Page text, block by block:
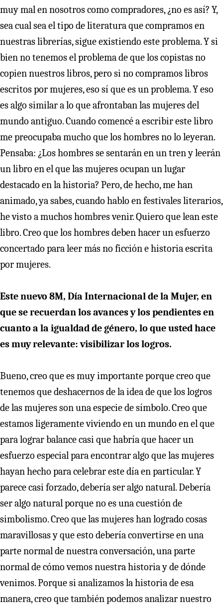
muy mal en nosotros como compradores, ¿no es así? Y,
sea cual sea el tipo de literatura que compramos en
nuestras librerías, sigue existiendo este problema. Y si
bien no tenemos el problema de que los copistas no
copien nuestros libros, pero si no compramos libros
escritos por mujeres, eso sí que es un problema. Y eso
es algo similar a lo que afrontaban las mujeres del
mundo antiguo. Cuando comencé a escribir este libro
me preocupaba mucho que los hombres no lo leyeran.
Pensaba: ¿Los hombres se sentarán en un tren y leerán
un libro en el que las mujeres ocupan un lugar
destacado en la historia? Pero, de hecho, me han
animado, ya sabes, cuando hablo en festivales literarios,
he visto a muchos hombres venir. Quiero que lean este
libro. Creo que los hombres deben hacer un esfuerzo
concertado para leer más no ficción e historia escrita
por mujeres.
Este nuevo 8M, Día Internacional de la Mujer, en
que se recuerdan los avances y los pendientes en
cuanto a la igualdad de género, lo que usted hace
es muy relevante: visibilizar los logros.
Bueno, creo que es muy importante porque creo que
tenemos que deshacernos de la idea de que los logros
de las mujeres son una especie de símbolo. Creo que
estamos ligeramente viviendo en un mundo en el que
para lograr balance casi que habría que hacer un
esfuerzo especial para encontrar algo que las mujeres
hayan hecho para celebrar este día en particular. Y
parece casi forzado, debería ser algo natural. Debería
ser algo natural porque no es una cuestión de
simbolismo. Creo que las mujeres han logrado cosas
maravillosas y que esto debería convertirse en una
parte normal de nuestra conversación, una parte
normal de cómo vemos nuestra historia y de dónde
venimos. Porque si analizamos la historia de esa
manera, creo que también podemos analizar nuestro